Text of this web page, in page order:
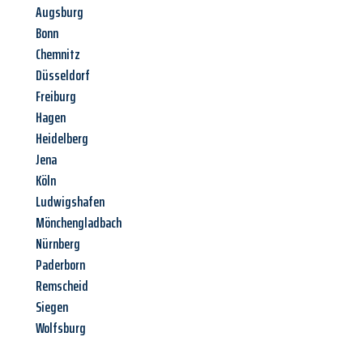
Augsburg
Bonn
Chemnitz
Düsseldorf
Freiburg
Hagen
Heidelberg
Jena
Köln
Ludwigshafen
Mönchengladbach
Nürnberg
Paderborn
Remscheid
Siegen
Wolfsburg